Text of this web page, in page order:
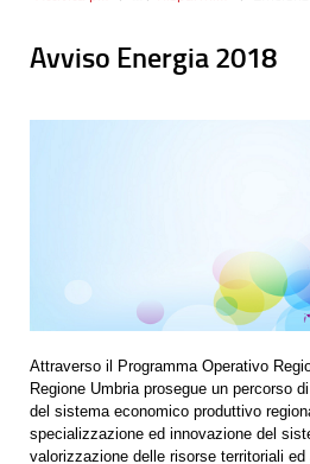
Avviso Energia 2018
Attraverso il Programma Operativo
Regione Umbria prosegue un percorso
del sistema economico produttivo
specializzazione ed innovazione del
valorizzazione delle risorse territoriali